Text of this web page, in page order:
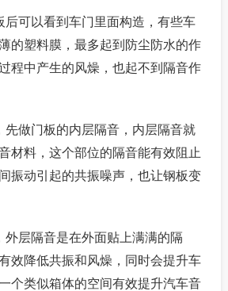
后可以看到车门里面构造，有些车
的塑料膜，最多起到防尘防水的作
程中产生的风燥，也起不到隔音作
先做门板的内层隔音，内层隔音就
材料，这个部位的隔音能有效阻止
振动引起的共振噪声，也让钢板变
外层隔音是在外面贴上满满的隔
效降低共振和风燥，同时会提升车
个类似箱体的空间有效提升汽车音